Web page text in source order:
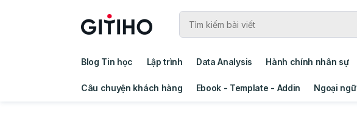
Blog Tin học Lập trình Data Analysis Hành chính nhân sự
Câu chuyện khách hàng Ebook - Template - Addin Ngoại ngữ